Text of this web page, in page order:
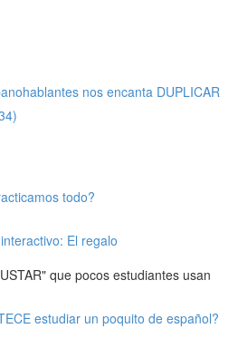
nos encanta DUPLICAR
todo?
El regalo
que pocos estudiantes usan
estudiar un poquito de español?